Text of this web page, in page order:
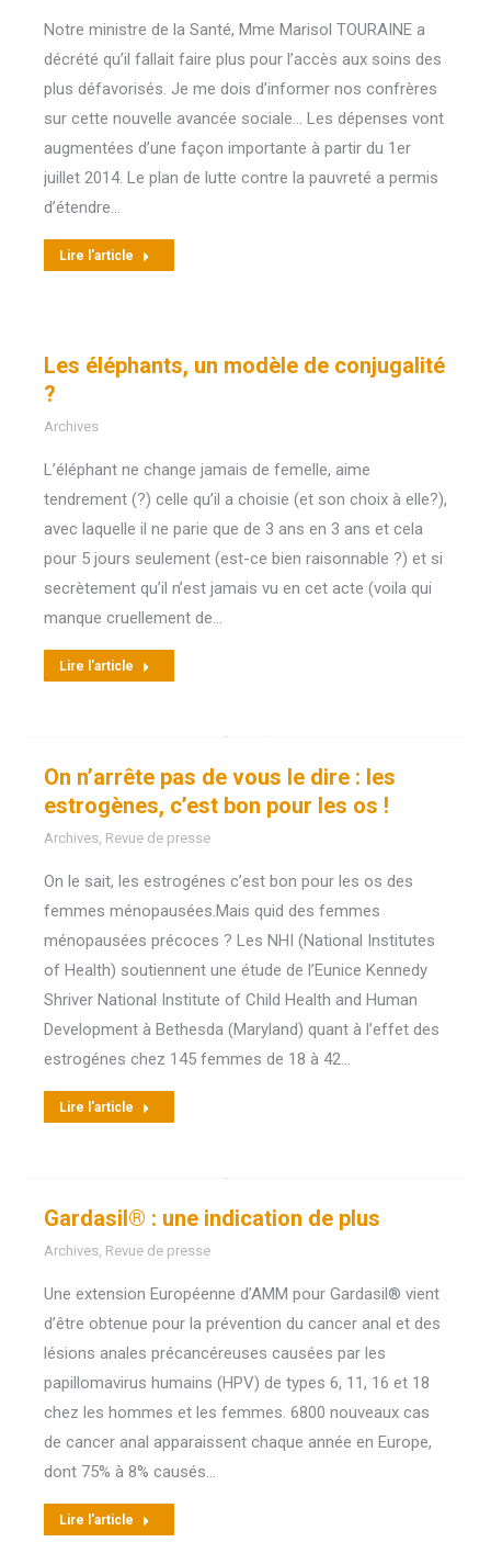
Notre ministre de la Santé, Mme Marisol TOURAINE a
décrété qu’il fallait faire plus pour l’accès aux soins des
plus défavorisés. Je me dois d’informer nos confrères
sur cette nouvelle avancée sociale… Les dépenses vont
augmentées d’une façon importante à partir du 1er
juillet 2014. Le plan de lutte contre la pauvreté a permis
d’étendre…
Lire l'article
Les éléphants, un modèle de conjugalité
?
Archives
L’éléphant ne change jamais de femelle, aime
tendrement (?) celle qu’il a choisie (et son choix à elle?),
avec laquelle il ne parie que de 3 ans en 3 ans et cela
pour 5 jours seulement (est-ce bien raisonnable ?) et si
secrètement qu’il n’est jamais vu en cet acte (voila qui
manque cruellement de…
Lire l'article
On n’arrête pas de vous le dire : les
estrogènes, c’est bon pour les os !
Archives, Revue de presse
On le sait, les estrogénes c’est bon pour les os des
femmes ménopausées.Mais quid des femmes
ménopausées précoces ? Les NHI (National Institutes
of Health) soutiennent une étude de l’Eunice Kennedy
Shriver National Institute of Child Health and Human
Development à Bethesda (Maryland) quant à l’effet des
estrogénes chez 145 femmes de 18 à 42…
Lire l'article
Gardasil® : une indication de plus
Archives, Revue de presse
Une extension Européenne d’AMM pour Gardasil® vient
d’être obtenue pour la prévention du cancer anal et des
lésions anales précancéreuses causées par les
papillomavirus humains (HPV) de types 6, 11, 16 et 18
chez les hommes et les femmes. 6800 nouveaux cas
de cancer anal apparaissent chaque année en Europe,
dont 75% à 8% causés…
Lire l'article